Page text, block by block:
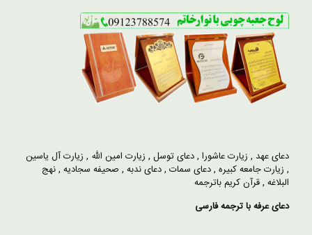
دعای عهد , زیارت عاشورا ,دعای توسل , زیارت امین الله , زیارت آل یاسین
, زیارت جامعه کبیره ,دعای سمات ,دعای ندبه , صحیفه سجادیه ,نهج
البلاغه ,قرآن کریم باترجمه
دعای عرفه با ترجمه فارسی